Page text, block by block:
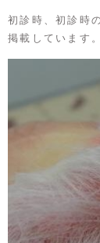
初診時、初診時
掲載しています。